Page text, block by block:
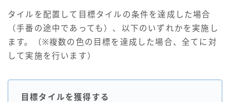
タイルを配置して目標タイルの条件を達成した場合
（手番の途中であっても）、以下のいずれかを実施し
ます。（※複数の色の目標を達成した場合、全てに対
して実施を行います）
目標タイルを獲得する